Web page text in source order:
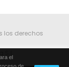
el
los derechos